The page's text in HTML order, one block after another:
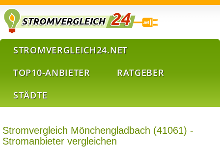
STROMVERGLEICH24.NET
TOP10-ANBIETER
RATGEBER
STÄDTE
Stromvergleich Mönchengladbach (41061) -
Stromanbieter vergleichen